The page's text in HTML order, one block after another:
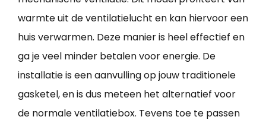
warmte uit de ventilatielucht en kan hiervoor een
huis verwarmen. Deze manier is heel effectief en
ga je veel minder betalen voor energie. De
installatie is een aanvulling op jouw traditionele
gasketel, en is dus meteen het alternatief voor
de normale ventilatiebox. Tevens toe te passen